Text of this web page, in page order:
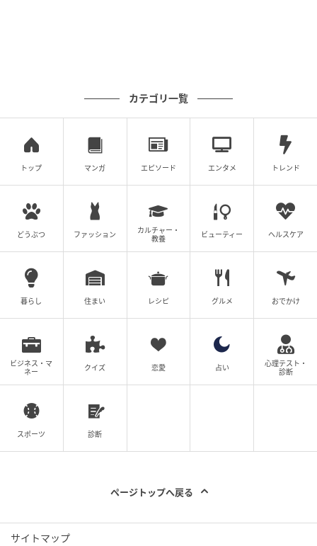
カテゴリ一覧
トップ マンガ エピソード エンタメ トレンド
どうぶつ ファッション
カルチャー・
教養
ビューティー ヘルスケア
暮らし 住まい レシピ グルメ おでかけ
ビジネス・マ
ネー
クイズ 恋愛 占い
心理テスト・
診断
スポーツ 診断
ページトップへ戻る
サイトマップ